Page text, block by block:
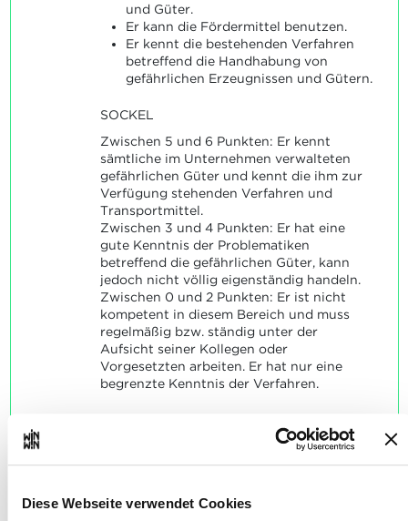
Diese Webseite verwendet Cookies
und Güter.
Er kann die Fördermittel benutzen.
Er kennt die bestehenden Verfahren
betreffend die Handhabung von
gefährlichen Erzeugnissen und Gütern.
SOCKEL
Zwischen 5 und 6 Punkten: Er kennt
sämtliche im Unternehmen verwalteten
gefährlichen Güter und kennt die ihm zur
Verfügung stehenden Verfahren und
Transportmittel.
Zwischen 3 und 4 Punkten: Er hat eine
gute Kenntnis der Problematiken
betreffend die gefährlichen Güter, kann
jedoch nicht völlig eigenständig handeln.
Zwischen 0 und 2 Punkten: Er ist nicht
kompetent in diesem Bereich und muss
regelmäßig bzw. ständig unter der
Aufsicht seiner Kollegen oder
Vorgesetzten arbeiten. Er hat nur eine
begrenzte Kenntnis der Verfahren.
4
Er verfügt über die